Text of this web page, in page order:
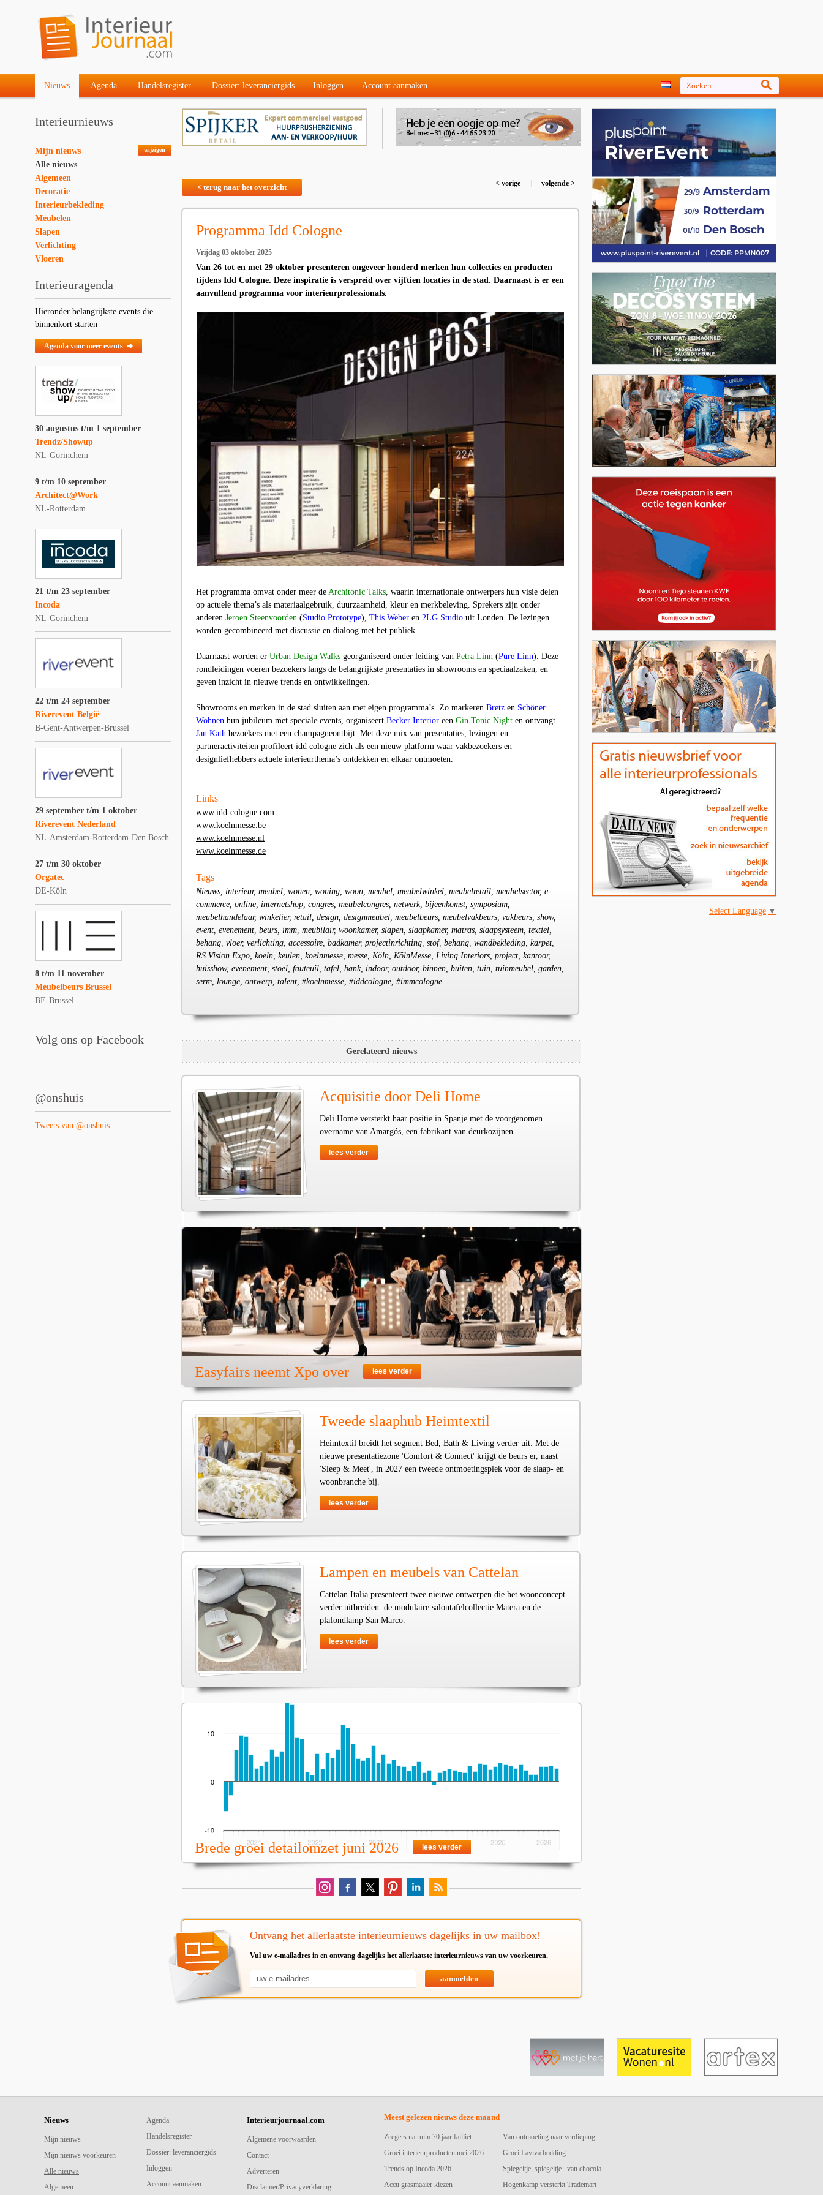
Nieuws Agenda Handelsregister Dossier: leveranciergids Inloggen Account aanmaken
Interieurnieuws
wijzigen
Mijn nieuws
Alle nieuws
Algemeen
Decoratie
Interieurbekleding
Meubelen
Slapen
Verlichting
Vloeren
Interieuragenda
Hieronder belangrijkste events die
binnenkort starten
Agenda voor meer events ➔
30 augustus t/m 1 september
Trendz/Showup
NL-Gorinchem
9 t/m 10 september
Architect@Work
NL-Rotterdam
21 t/m 23 september
Incoda
NL-Gorinchem
22 t/m 24 september
Riverevent België
B-Gent-Antwerpen-Brussel
29 september t/m 1 oktober
Riverevent Nederland
NL-Amsterdam-Rotterdam-Den Bosch
27 t/m 30 oktober
Orgatec
DE-Köln
8 t/m 11 november
Meubelbeurs Brussel
BE-Brussel
Volg ons op Facebook
@onshuis
Tweets van @onshuis
< terug naar het overzicht < vorige volgende >
Programma Idd Cologne
Vrijdag 03 oktober 2025
Van 26 tot en met 29 oktober presenteren ongeveer honderd merken hun collecties en producten
tijdens Idd Cologne. Deze inspiratie is verspreid over vijftien locaties in de stad. Daarnaast is er een
aanvullend programma voor interieurprofessionals.
Het programma omvat onder meer de Architonic Talks, waarin internationale ontwerpers hun visie delen
op actuele thema’s als materiaalgebruik, duurzaamheid, kleur en merkbeleving. Sprekers zijn onder
anderen Jeroen Steenvoorden (Studio Prototype), This Weber en 2LG Studio uit Londen. De lezingen
worden gecombineerd met discussie en dialoog met het publiek.
Daarnaast worden er Urban Design Walks georganiseerd onder leiding van Petra Linn (Pure Linn). Deze
rondleidingen voeren bezoekers langs de belangrijkste presentaties in showrooms en speciaalzaken, en
geven inzicht in nieuwe trends en ontwikkelingen.
Showrooms en merken in de stad sluiten aan met eigen programma’s. Zo markeren Bretz en Schöner
Wohnen hun jubileum met speciale events, organiseert Becker Interior een Gin Tonic Night en ontvangt
Jan Kath bezoekers met een champagneontbijt. Met deze mix van presentaties, lezingen en
partneractiviteiten profileert idd cologne zich als een nieuw platform waar vakbezoekers en
designliefhebbers actuele interieurthema’s ontdekken en elkaar ontmoeten.
Links
www.idd-cologne.com
www.koelnmesse.be
www.koelnmesse.nl
www.koelnmesse.de
Tags
Nieuws, interieur, meubel, wonen, woning, woon, meubel, meubelwinkel, meubelretail, meubelsector, e-
commerce, online, internetshop, congres, meubelcongres, netwerk, bijeenkomst, symposium,
meubelhandelaar, winkelier, retail, design, designmeubel, meubelbeurs, meubelvakbeurs, vakbeurs, show,
event, evenement, beurs, imm, meubilair, woonkamer, slapen, slaapkamer, matras, slaapsysteem, textiel,
behang, vloer, verlichting, accessoire, badkamer, projectinrichting, stof, behang, wandbekleding, karpet,
RS Vision Expo, koeln, keulen, koelnmesse, messe, Köln, KölnMesse, Living Interiors, project, kantoor,
huisshow, evenement, stoel, fauteuil, tafel, bank, indoor, outdoor, binnen, buiten, tuin, tuinmeubel, garden,
serre, lounge, ontwerp, talent, #koelnmesse, #iddcologne, #immcologne
Gerelateerd nieuws
Acquisitie door Deli Home
Deli Home versterkt haar positie in Spanje met de voorgenomen
overname van Amargós, een fabrikant van deurkozijnen.
lees verder
Easyfairs neemt Xpo over lees verder
Tweede slaaphub Heimtextil
Heimtextil breidt het segment Bed, Bath & Living verder uit. Met de
nieuwe presentatiezone 'Comfort & Connect' krijgt de beurs er, naast
'Sleep & Meet', in 2027 een tweede ontmoetingsplek voor de slaap- en
woonbranche bij.
lees verder
Lampen en meubels van Cattelan
Cattelan Italia presenteert twee nieuwe ontwerpen die het woonconcept
verder uitbreiden: de modulaire salontafelcollectie Matera en de
plafondlamp San Marco.
lees verder
Brede groei detailomzet juni 2026 lees verder
Ontvang het allerlaatste interieurnieuws dagelijks in uw mailbox!
Vul uw e-mailadres in en ontvang dagelijks het allerlaatste interieurnieuws van uw voorkeuren.
aanmelden
Select Language ▼
Nieuws
Mijn nieuws
Mijn nieuws voorkeuren
Alle nieuws
Algemeen
Agenda
Handelsregister
Dossier: leveranciergids
Inloggen
Account aanmaken
Interieurjournaal.com
Algemene voorwaarden
Contact
Adverteren
Disclaimer/Privacyverklaring
Meest gelezen nieuws deze maand
Zeegers na ruim 70 jaar failliet
Groei interieurproducten mei 2026
Trends op Incoda 2026
Accu grasmaaier kiezen
Van ontmoeting naar verdieping
Groei Laviva bedding
Spiegeltje, spiegeltje.. van chocola
Hogenkamp versterkt Trademart